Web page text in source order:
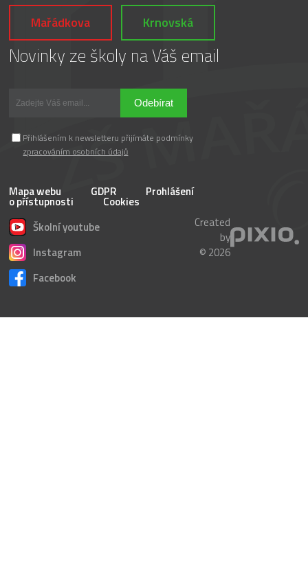
Mařádkova Krnovská
Novinky ze školy na Váš email
Odebírat
Přihlášením k newsletteru přijímáte podmínky
zpracováním osobních údajů
Mapa webu GDPR Prohlášení
o přístupnosti
Cookies
Školní youtube
Instagram
Facebook
Created
by
© 2026